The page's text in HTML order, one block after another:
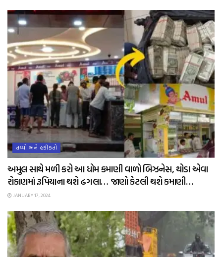
તથ્યો અને હકીકતો
અમુલ સાથે મળી કરો આ ધોમ કમાણી વાળો બિઝનેસ, થોડા એવા
રોકાણમાં રૂપિયાના થશે ઢગલા… જાણો કેટલી થશે કમાણી…
JANUARY 17, 2024